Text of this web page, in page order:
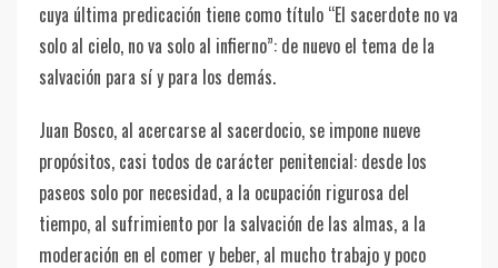
cuya última predicación tiene como título “El sacerdote no va
solo al cielo, no va solo al infierno”: de nuevo el tema de la
salvación para sí y para los demás.
Juan Bosco, al acercarse al sacerdocio, se impone nueve
propósitos, casi todos de carácter penitencial: desde los
paseos solo por necesidad, a la ocupación rigurosa del
tiempo, al sufrimiento por la salvación de las almas, a la
moderación en el comer y beber, al mucho trabajo y poco